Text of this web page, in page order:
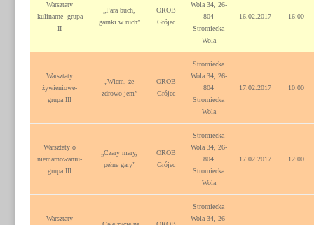
Warsztaty
kulinarne- grupa
II
„Para buch,
garnki w ruch”
OROB
Grójec
Wola 34, 26-
804
Stromiecka
Wola
16.02.2017 16:00
Warsztaty
żywieniowe-
grupa III
„Wiem, że
zdrowo jem”
OROB
Grójec
Stromiecka
Wola 34, 26-
804
Stromiecka
Wola
17.02.2017 10:00
Warsztaty o
niemarnowaniu-
grupa III
„Czary mary,
pełne gary”
OROB
Grójec
Stromiecka
Wola 34, 26-
804
Stromiecka
Wola
17.02.2017 12:00
Warsztaty
Stromiecka
Wola 34, 26-